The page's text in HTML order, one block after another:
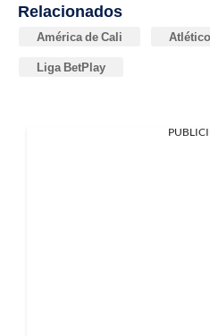
Relacionados
América de Cali
Liga BetPlay